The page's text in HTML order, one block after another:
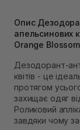
Немає в
Немає в
Немає в
Екватор)
Немає в
Опис
апельсинових
Orange
Дезодорант-
квітів - це
протягом
захищає одяг
Роликовий
завдяки чому